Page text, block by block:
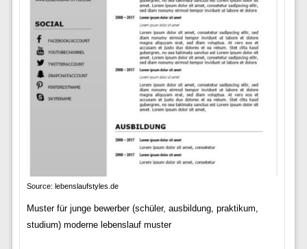
Source: lebenslaufstyles.de
Muster für junge bewerber (schüler, ausbildung, praktikum,
studium) moderne lebenslauf muster